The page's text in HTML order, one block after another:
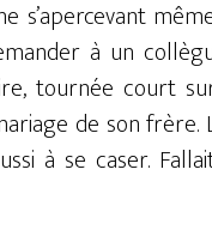
s’apercevant
à un
tournée court
de son
à se caser.